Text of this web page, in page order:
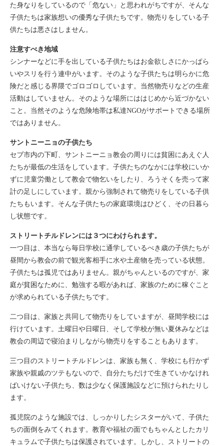
た身なりをしているので「危ない」と思われがちですが、そんな
子供たちは家族想いの優秀な子供たちです。物売りをしている子
供たちは悪さはしません。
注意すべき地域
シンナーなどに手を出している子供たちはお金欲しさにかっぱら
いやスリを行う連中がいます。そのような子供たちは明らかに危
険だと感じる界隈でゴロゴロしています。当然物売りなどの生産
活動はしていません。そのような場所にははじめから近づかない
こと。当然そのような危険地帯は私達NGOがサポートできる場所
ではありません。
サントニーニョの子供たち
セブ市内の下町、サントニーニョ教会の周りには貧困にあえぐ人
たちが最低の生活をしています。子供たちのなかには学校にいか
ずに児童労働として教会で物乞いをしたり、ろうそくを売って家
計の足しにしています。親から強制されて物売りをしている子供
たちもいます。そんな子供たちの家庭環境はひどく、その日暮ら
し状態です。
ストリートチルドレンには３つにわけられます。
一つ目は、本当なら毎日学校に通学しているべき歳の子供たちが
昼間から教会の前で観光客相手に水や土産物を売っている状態。
子供たちは孤児ではありません。親がちゃんといるのですが、家
庭が貧困なために、勉強する暇があれば、家族のために稼ぐこと
が求められている子供たちです。
二つ目は、家族と共同して物売りをしていますが、昼間学校には
行けています。土曜日や日曜日、そして学校が無い夏休みなどは
教会の周辺で寝泊まりしながら物売りをすることもあります。
三つ目のストリートチルドレンは、家族も無く、学校にも行かず
家族や親戚のツテもないので、自分たちだけで生きていかなけれ
ばいけない子供たち、数は少なく保護施設などに預けられたりし
ます。
孤児院のような施設では、しっかりしたシスターがいて、子供た
ちの面倒をみてくれます。教育や福祉の面でもちゃんとしたカリ
キュラムで子供たちは保護されています。しかし、ストリートの